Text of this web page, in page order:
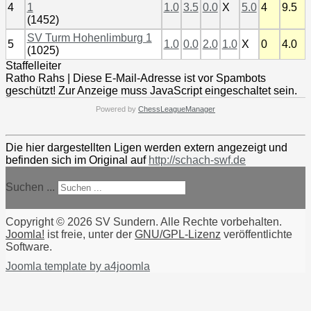
4
1
(1452)
1.0 3.5 0.0 X 5.0 4 9.5
5
SV Turm Hohenlimburg 1
(1025)
1.0 0.0 2.0 1.0 X 0
4.0
Staffelleiter
Ratho Rahs |
Diese E-Mail-Adresse ist vor Spambots
geschützt! Zur Anzeige muss JavaScript eingeschaltet sein.
Powered by ChessLeagueManager
Die hier dargestellten Ligen werden extern angezeigt und
befinden sich im Original auf http://schach-swf.de
Suchen ...
Copyright © 2026 SV Sundern. Alle Rechte vorbehalten.
Joomla! ist freie, unter der GNU/GPL-Lizenz veröffentlichte
Software.
Joomla template by a4joomla